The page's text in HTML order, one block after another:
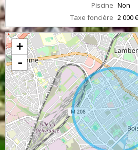
Piscine Non
Taxe foncière 2 000
+
-